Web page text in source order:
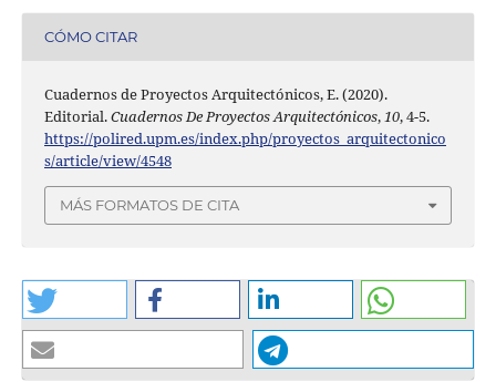
CÓMO CITAR
Cuadernos de Proyectos Arquitectónicos, E. (2020).
Editorial.Cuadernos De Proyectos Arquitectónicos,10, 4-5.
https://polired.upm.es/index.php/proyectos_arquitectonico
s/article/view/4548
MÁS FORMATOS DE CITA